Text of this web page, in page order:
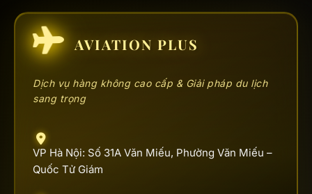
AVIATION PLUS
Dịch vụ hàng không cao cấp & Giải pháp du lịch
sang trọng
VP Hà Nội: Số 31A Văn Miếu, Phường Văn Miếu –
Quốc Tử Giám